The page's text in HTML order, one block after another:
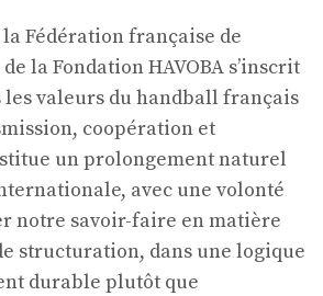
la Fédération française de
la Fondation HAVOBA s’inscrit
valeurs du handball français
coopération et
un prolongement naturel
avec une volonté
notre savoir-faire en matière
structuration, dans une logique
durable plutôt que